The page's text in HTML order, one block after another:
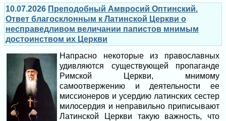
10.07.2026 Преподобный Амвросий Оптинский.
Ответ благосклонным к Латинской Церкви о
несправедливом величании папистов мнимым
достоинством их Церкви
Напрасно некоторые из православных
удивляются существующей пропаганде
Римской Церкви, мнимому
самоотвержению и деятельности ее
миссионеров и усердию латинских сестер
милосердия и неправильно приписывают
Латинской Церкви такую важность, что